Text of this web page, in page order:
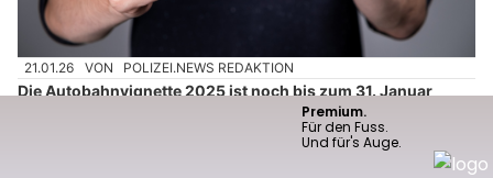
21.01.26 VON POLIZEI.NEWS REDAKTION
Die Autobahnvignette 2025 ist noch bis zum 31. Januar